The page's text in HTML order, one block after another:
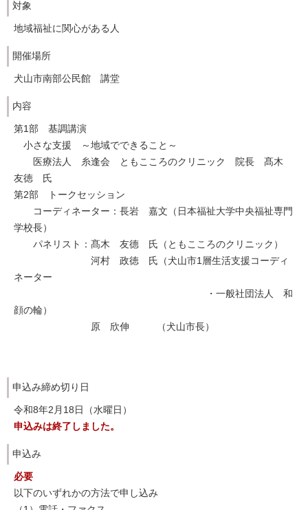
対象
地域福祉に関心がある人
開催場所
犬山市南部公民館 講堂
内容
第1部 基調講演
小さな支援 ～地域でできること～
医療法人 糸逢会 ともこころのクリニック 院長 髙木
友徳 氏
第2部 トークセッション
コーディネーター：長岩 嘉文（日本福祉大学中央福祉専門
学校長）
パネリスト：髙木 友德 氏（ともこころのクリニック）
河村 政徳 氏（犬山市1層生活支援コーディ
ネーター
・一般社団法人 和
顔の輪）
原 欣伸 （犬山市長）
申込み締め切り日
令和8年2月18日（水曜日）
申込みは終了しました。
申込み
必要
以下のいずれかの方法で申し込み